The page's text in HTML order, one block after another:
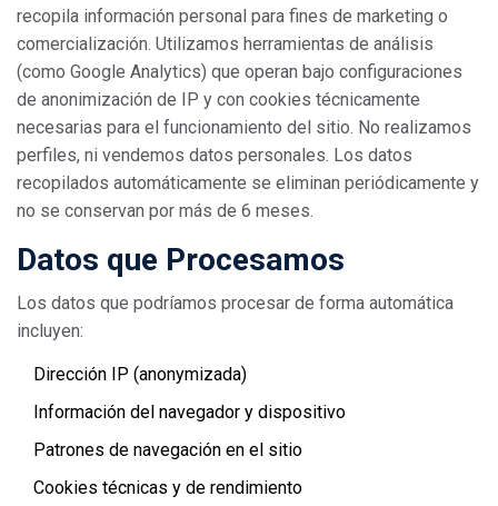
recopila información personal para fines de marketing o
comercialización. Utilizamos herramientas de análisis
(como Google Analytics) que operan bajo configuraciones
de anonimización de IP y con cookies técnicamente
necesarias para el funcionamiento del sitio. No realizamos
perfiles, ni vendemos datos personales. Los datos
recopilados automáticamente se eliminan periódicamente y
no se conservan por más de 6 meses.
Datos que Procesamos
Los datos que podríamos procesar de forma automática
incluyen:
Dirección IP (anonymizada)
Información del navegador y dispositivo
Patrones de navegación en el sitio
Cookies técnicas y de rendimiento